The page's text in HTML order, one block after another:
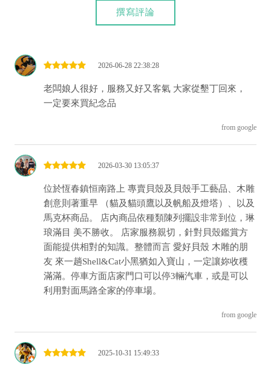
撰寫評論
2026-06-28 22:38:28
老闆娘人很好，服務又好又客氣 大家從墾丁回來，
一定要來買紀念品
from google
2026-03-30 13:05:37
位於恆春鎮恒南路上 專賣貝殼及貝殼手工藝品、木雕
創意則著重早 （貓及貓頭鷹以及帆船及燈塔）、以及
馬克杯商品。 店內商品依種類陳列擺設非常到位，琳
琅滿目 美不勝收。 店家服務親切，針對貝殼鑑賞方
面能提供相對的知識。整體而言 愛好貝殼 木雕的朋
友 來一趟Shell&Cat小黑猶如入寶山，一定讓妳收穫
滿滿。停車方面店家門口可以停3輛汽車，或是可以
利用對面馬路全家的停車場。
from google
2025-10-31 15:49:33